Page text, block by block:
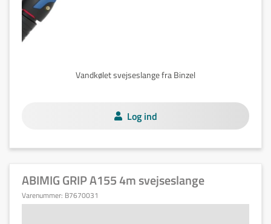
Vandkølet svejseslange fra Binzel
Log ind
ABIMIG GRIP A155 4m svejseslange
Varenummer: B7670031